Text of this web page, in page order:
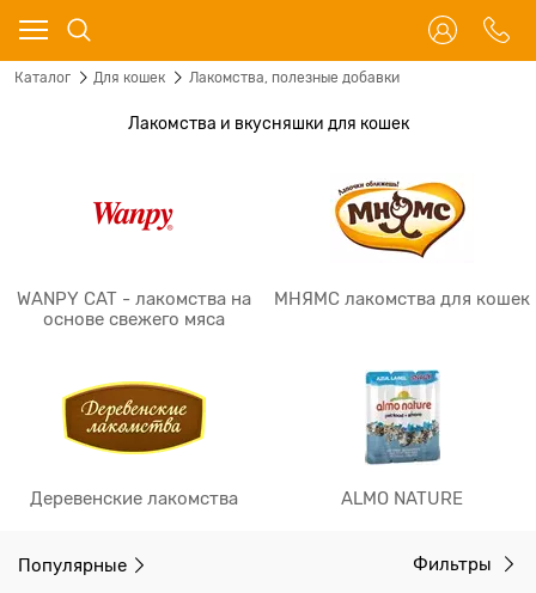
Каталог Для кошек Лакомства, полезные добавки
Лакомства и вкусняшки для кошек
WANPY CAT - лакомства на
основе свежего мяса
МНЯМС лакомства для кошек
Деревенские лакомства ALMO NATURE
Популярные Фильтры